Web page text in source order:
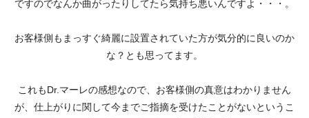
ですのでなんか曲がったりしてたら気持ち悪いんですよ・・・。
お客様側もまっすぐ綺麗に設置されていた方が気分的に良いのか
な？とも思ってます。
これもDr.マーレの感想なので、お客様側の真意はわかりません
が、仕上がりに関して今までご指摘を受けたことがないというこ